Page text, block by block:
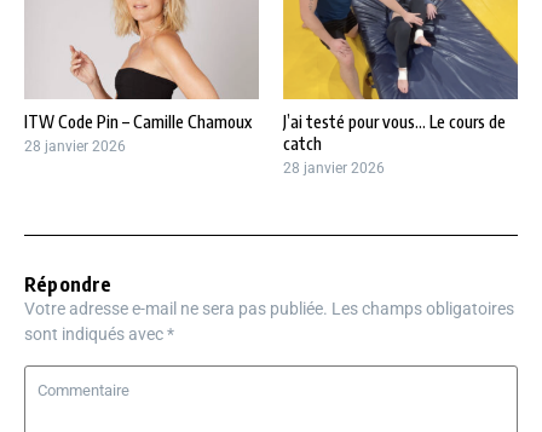
ITW Code Pin – Camille Chamoux
28 janvier 2026
J’ai testé pour vous… Le cours de
catch
28 janvier 2026
Répondre
Votre adresse e-mail ne sera pas publiée. Les champs obligatoires
sont indiqués avec*